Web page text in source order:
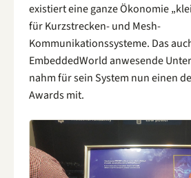
existiert eine ganze Ökonomie
für Kurzstrecken- und Mesh-
Kommunikationssysteme. Das
EmbeddedWorld anwesende
nahm für sein System nun einen
Awards mit.